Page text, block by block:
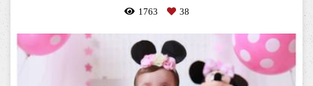
1763 38